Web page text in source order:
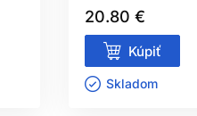
20.80 €
Kúpiť
Skladom ㅤ